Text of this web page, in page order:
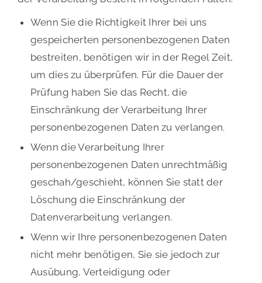
Wenn Sie die Richtigkeit Ihrer bei uns
gespeicherten personenbezogenen Daten
bestreiten, benötigen wir in der Regel Zeit,
um dies zu überprüfen. Für die Dauer der
Prüfung haben Sie das Recht, die
Einschränkung der Verarbeitung Ihrer
personenbezogenen Daten zu verlangen.
Wenn die Verarbeitung Ihrer
personenbezogenen Daten unrechtmäßig
geschah/geschieht, können Sie statt der
Löschung die Einschränkung der
Datenverarbeitung verlangen.
Wenn wir Ihre personenbezogenen Daten
nicht mehr benötigen, Sie sie jedoch zur
Ausübung, Verteidigung oder